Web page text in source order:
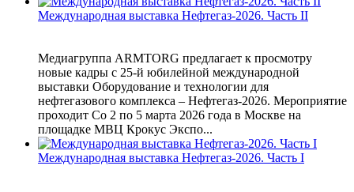
Международная выставка Нефтегаз-2026. Часть II
Медиагруппа ARMTORG предлагает к просмотру
новые кадры с 25-й юбилейной международной
выставки Оборудование и технологии для
нефтегазового комплекса – Нефтегаз-2026. Мероприятие
проходит Со 2 по 5 марта 2026 года в Москве на
площадке МВЦ Крокус Экспо...
Международная выставка Нефтегаз-2026. Часть I